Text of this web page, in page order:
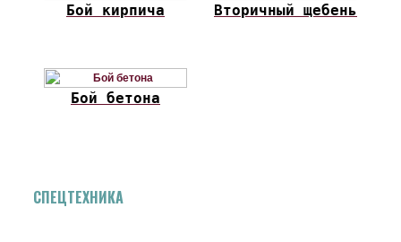
Бой кирпича
Вторичный щебень
Бой бетона
СПЕЦТЕХНИКА